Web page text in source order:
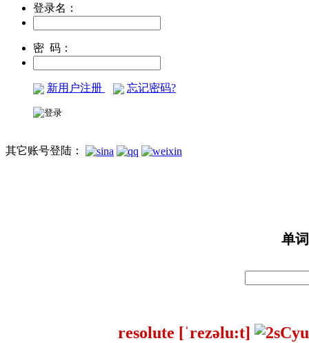
登录名：
密 码：
新用户注册 忘记密码?
其它账号登陆：
单
resolute [ˈrezəlu:t]